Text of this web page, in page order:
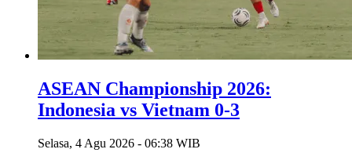
ASEAN Championship 2026:
Indonesia vs Vietnam 0-3
Selasa, 4 Agu 2026 - 06:38 WIB